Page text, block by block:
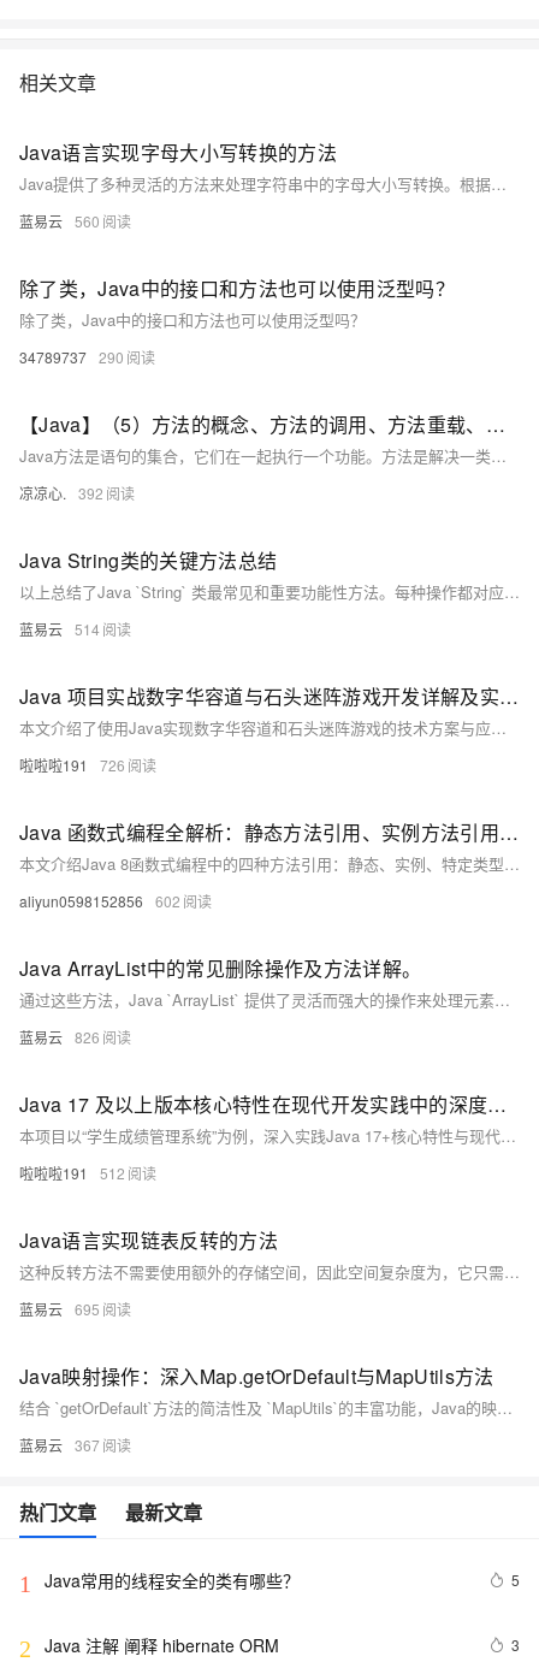
相关文章
Java语言实现字母大小写转换的方法
Java提供了多种灵活的方法来处理字符串中的字母大小写转换。根据具体需求，可以选择适合的方法来实现。在大多数情况下，使用 String类或 Character类的方法已经足够。但是，在需要更复杂的逻辑或处理非常规字符集时，可以通过字符流或手动遍历字符串来实现更精细的控制。
蓝易云 560
除了类，Java中的接口和方法也可以使用泛型吗？
除了类，Java中的接口和方法也可以使用泛型吗？
34789737 290
【Java】（5）方法的概念、方法的调用、方法重载、构造方法的创建
Java方法是语句的集合，它们在一起执行一个功能。方法是解决一类问题的步骤的有序组合方法包含于类或对象中方法在程序中被创建，在其他地方被引用方法的优点使程序变得更简短而清晰。有利于程序维护。可以提高程序开发的效率。提高了代码的重用性。方法的名字的第一个单词应以小写字母作为开头，后面的单词则用大写字母开头写，不使用连接符。例如：addPerson。这种就属于驼峰写法下划线可能出现在 JUnit 测试方法名称中用以分隔名称的逻辑组件。
凉凉心. 392
Java String类的关键方法总结
以上总结了Java `String` 类最常见和重要功能性方法。每种操作都对应着日常编程任务，并且理解每种操作如何影响及处理 `Strings` 对于任何使用 Java 的开发者来说都至关重要。
蓝易云 514
Java 项目实战数字华容道与石头迷阵游戏开发详解及实战方法
本文介绍了使用Java实现数字华容道和石头迷阵游戏的技术方案与应用实例，涵盖GUI界面设计、二维数组操作、游戏逻辑控制及自动解法算法（如A*），适合Java开发者学习游戏开发技巧。
啦啦啦191 726
Java 函数式编程全解析：静态方法引用、实例方法引用、特定类型方法引用与构造器引用实战教程
本文介绍Java 8函数式编程中的四种方法引用：静态、实例、特定类型及构造器引用，通过简洁示例演示其用法，帮助开发者提升代码可读性与简洁性。
aliyun0598152856 602
Java ArrayList中的常见删除操作及方法详解。
通过这些方法，Java `ArrayList` 提供了灵活而强大的操作来处理元素的移除，这些方法能够满足不同场景下的需求。
蓝易云 826
Java 17 及以上版本核心特性在现代开发实践中的深度应用与高效实践方法 Java 开发实践
本项目以“学生成绩管理系统”为例，深入实践Java 17+核心特性与现代开发技术。采用Spring Boot 3.1、WebFlux、R2DBC等构建响应式应用，结合Record类、模式匹配、Stream优化等新特性提升代码质量。涵盖容器化部署（Docker）、自动化测试、性能优化及安全加固，全面展示Java最新技术在实际项目中的应用，助力开发者掌握现代化Java开发方法。
啦啦啦191 512
Java语言实现链表反转的方法
这种反转方法不需要使用额外的存储空间，因此空间复杂度为，它只需要遍历一次链表，所以时间复杂度为，其中为链表的长度。这使得这种反转链表的方法既高效又实用。
蓝易云 695
Java映射操作：深入Map.getOrDefault与MapUtils方法
结合 `getOrDefault`方法的简洁性及 `MapUtils`的丰富功能，Java的映射操作变得既灵活又高效。合理地使用这些工具能够显著提高数据处理的速度和质量。开发人员可以根据具体的应用场景选择适宜的方法，以求在性能和可读性之间找到最佳平衡。
蓝易云 367
热门文章 最新文章
1 Java常用的线程安全的类有哪些？ 5
2 Java 注解 阐释 hibernate ORM 3